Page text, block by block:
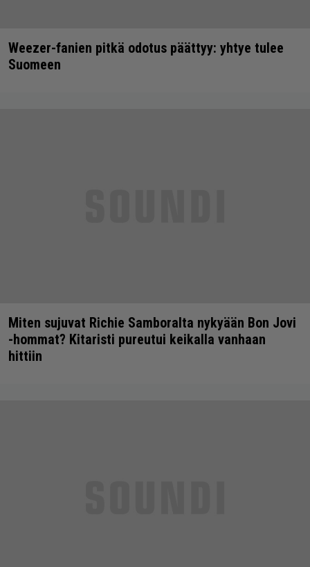
Weezer-fanien pitkä odotus päättyy: yhtye tulee
Suomeen
Miten sujuvat Richie Samboralta nykyään Bon Jovi
-hommat? Kitaristi pureutui keikalla vanhaan
hittiin